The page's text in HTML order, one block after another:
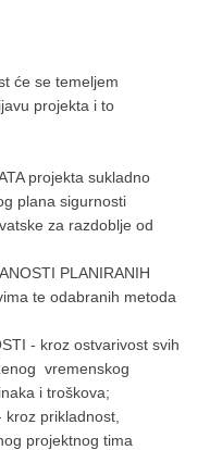
će se temeljem
projekta i to
projekta sukladno
plana sigurnosti
za razdoblje od
PLANIRANIH
te odabranih metoda
- kroz ostvarivost svih
vremenskog
i troškova;
kroz prikladnost,
projektnog tima